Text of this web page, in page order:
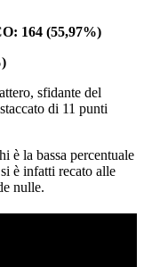
164 (55,97%)
sfidante del
di 11 punti
è la bassa percentuale
è infatti recato alle
nulle.